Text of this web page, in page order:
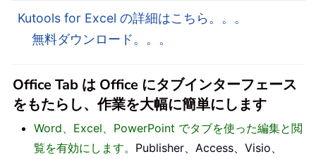
Kutools for Excel の詳細はこちら。。。
無料ダウンロード。。。
Office Tab は Office にタブインターフェース
をもたらし、作業を大幅に簡単にします
Word、Excel、PowerPoint でタブを使った編集と閲
覧を有効にします。 Publisher、Access、Visio、